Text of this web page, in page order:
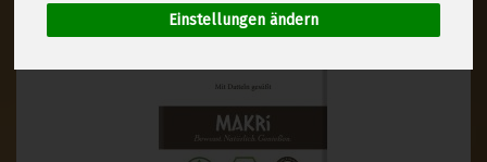
Einstellungen ändern